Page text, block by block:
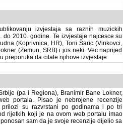
izvjestaja sa raznih muzickih
2010. godine. Te izvjestaje najcesce su
(Koprivnica, HR), Toni Šaric (Vinkovci,
(Zemun, SRB) i jos neki. Vec naprijed
preporuka da citate njihove izvjestaje.
(pa i Regiona), Branimir Bane Lokner,
Pisao je nebrojene recenzije muzickih
razvrstani po godinama i po tri osnovne
je na ovom web portalu imao svoju rubriku.
je svoje recenzije dijelio sa svima vama,